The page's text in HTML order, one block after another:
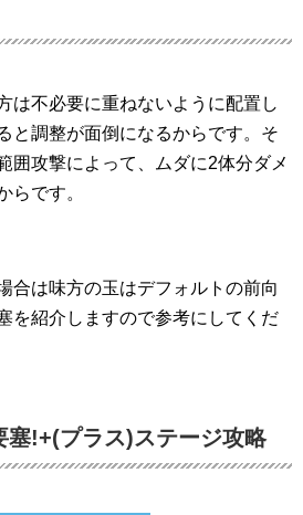
は不必要に重ねないように配置し
と調整が面倒になるからです。そ
囲攻撃によって、ムダに2体分ダメ
らです。
合は味方の玉はデフォルトの前向
を紹介しますので参考にしてくだ
塞!+(プラス)ステージ攻略